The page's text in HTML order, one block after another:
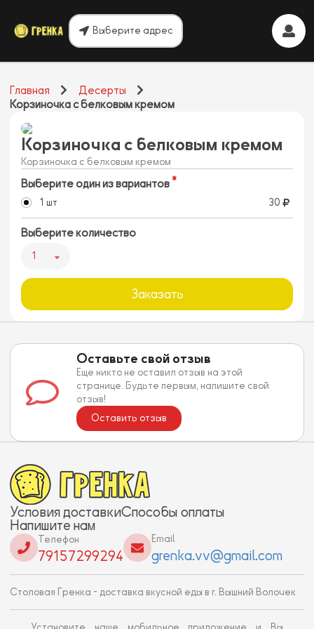
Выберите адрес
Главная
Десерты
Корзиночка с белковым кремом
Корзиночка с белковым кремом
Корзиночка с белковым кремом
Выберите один из вариантов
1 шт 30
Выберите количество
1
Заказать
Оставьте свой отзыв
Еще никто не оставил отзыв на этой
странице. Будьте первым, напишите свой
отзыв!
Оставить отзыв
Условия доставкиСпособы оплаты
Напишите нам
Телефон
79157299294
Email
grenka.vv@gmail.com
Столовая Гренка - доставка вкусной еды в г. Вышний Волочек